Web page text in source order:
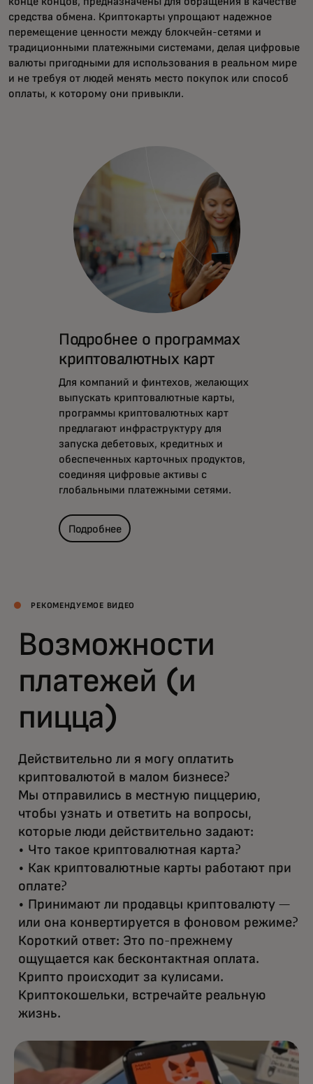
средства обмена. Криптокарты упрощают надежное
перемещение ценности между блокчейн-сетями и
традиционными платежными системами, делая цифровые
валюты пригодными для использования в реальном мире
и не требуя от людей менять место покупок или способ
оплаты, к которому они привыкли.
Подробнее о программах
криптовалютных карт
Для компаний и финтехов, желающих
выпускать криптовалютные карты,
программы криптовалютных карт
предлагают инфраструктуру для
запуска дебетовых, кредитных и
обеспеченных карточных продуктов,
соединяя цифровые активы с
глобальными платежными сетями.
Подробнее
РЕКОМЕНДУЕМОЕ ВИДЕО
Возможности
платежей (и
пицца)
Действительно ли я могу оплатить
криптовалютой в малом бизнесе?
Мы отправились в местную пиццерию,
чтобы узнать и ответить на вопросы,
которые люди действительно задают:
• Что такое криптовалютная карта?
• Как криптовалютные карты работают при
оплате?
• Принимают ли продавцы криптовалюту —
или она конвертируется в фоновом режиме?
Короткий ответ: Это по-прежнему
ощущается как бесконтактная оплата.
Крипто происходит за кулисами.
Криптокошельки, встречайте реальную
жизнь.